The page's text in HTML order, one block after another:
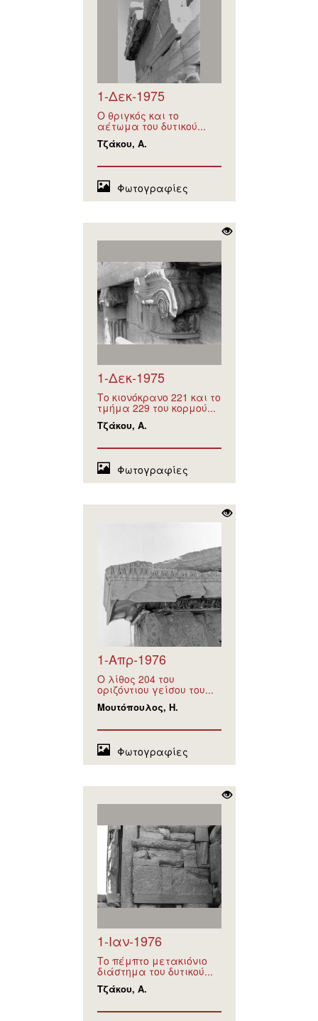
1-Δεκ-1975
Ο θριγκός και το
αέτωμα του δυτικού...
Τζάκου, Α.
Φωτογραφίες
1-Δεκ-1975
Το κιονόκρανο 221 και το
τμήμα 229 του κορμού...
Τζάκου, Α.
Φωτογραφίες
1-Απρ-1976
Ο λίθος 204 του
οριζόντιου γείσου του...
Μουτόπουλος, Η.
Φωτογραφίες
1-Ιαν-1976
Το πέμπτο μετακιόνιο
διάστημα του δυτικού...
Τζάκου, Α.